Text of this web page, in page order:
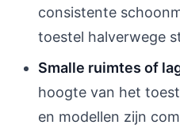
consistente
toestel halverwege
Smalle ruimtes of
hoogte van het
en modellen zijn